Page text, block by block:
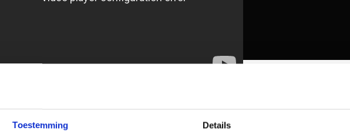
Toestemming Details